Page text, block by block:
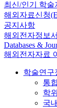
최신/인기 학술
해외자료신청
공지사항
해외전자정보
Databases &
해외전자자료
학술연구
통
학
국